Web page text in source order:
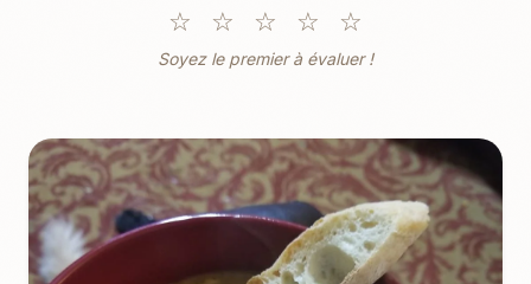
☆ ☆ ☆ ☆ ☆
Soyez le premier à évaluer !